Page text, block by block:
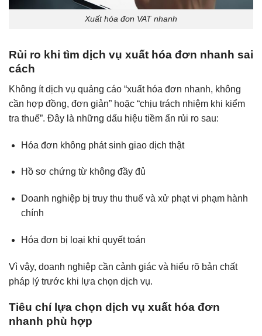
Xuất hóa đơn VAT nhanh
Rủi ro khi tìm dịch vụ xuất hóa đơn nhanh sai
cách
Không ít dịch vụ quảng cáo “xuất hóa đơn nhanh, không
cần hợp đồng, đơn giản” hoặc “chịu trách nhiệm khi kiểm
tra thuế”. Đây là những dấu hiệu tiềm ẩn rủi ro sau:
Hóa đơn không phát sinh giao dịch thật
Hồ sơ chứng từ không đầy đủ
Doanh nghiệp bị truy thu thuế và xử phạt vi phạm hành
chính
Hóa đơn bị loại khi quyết toán
Vì vậy, doanh nghiệp cần cảnh giác và hiểu rõ bản chất
pháp lý trước khi lựa chọn dịch vụ.
Tiêu chí lựa chọn dịch vụ xuất hóa đơn
nhanh phù hợp